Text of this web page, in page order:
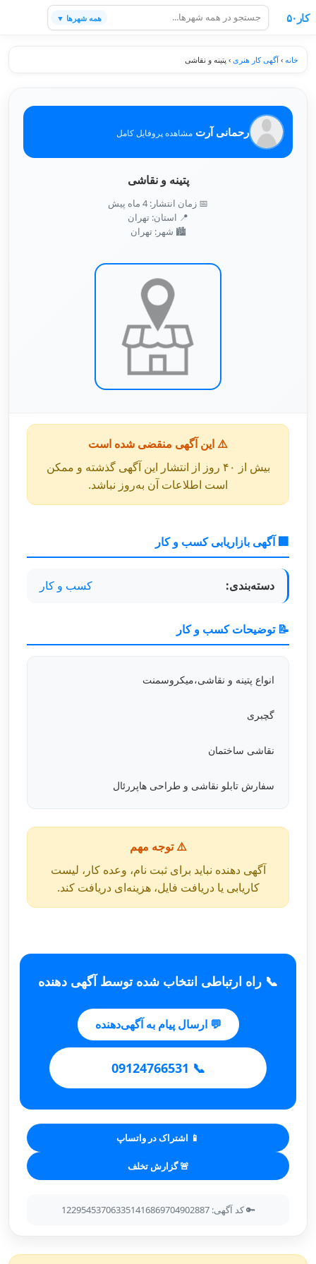
کار۵۰ همه شهرها ▼
خانه ›آگهی کار هنری › پتینه و نقاشی
رحمانی آرت مشاهده پروفایل کامل
پتینه و نقاشی
📅 زمان انتشار: 4 ماه پیش
📍 استان: تهران
🏙️ شهر: تهران
⚠️ این آگهی منقضی شده است
بیش از ۴۰ روز از انتشار این آگهی گذشته و ممکن
است اطلاعات آن به‌روز نباشد.
🏢 آگهی بازاریابی کسب و کار
دسته‌بندی: کسب و کار
📝 توضیحات کسب و کار
انواع پتینه و نقاشی،میکروسمنت
گچبری
نقاشی ساختمان
سفارش تابلو نقاشی و طراحی هاپررئال
⚠️ توجه مهم
آگهی دهنده نباید برای ثبت نام، وعده کار، لیست
کاریابی یا دریافت فایل، هزینه‌ای دریافت کند.
📞 راه ارتباطی انتخاب شده توسط آگهی دهنده
💬 ارسال پیام به آگهی‌دهنده
📞 09124766531
📱 اشتراک در واتساپ
🚨 گزارش تخلف
🔑 کد آگهی: 122954537063351416869704902887